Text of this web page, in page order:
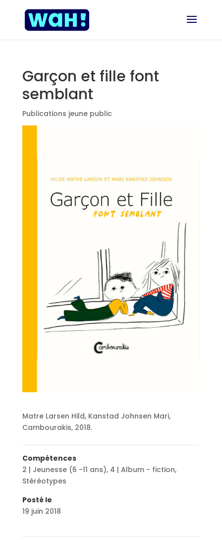
Garçon et fille font
semblant
Publications jeune public
Matre Larsen Hild, Kanstad Johnsen Mari,
Cambourakis, 2018.
Compétences
2 | Jeunesse (6 -11 ans), 4 | Album - fiction,
Stéréotypes
Posté le
19 juin 2018